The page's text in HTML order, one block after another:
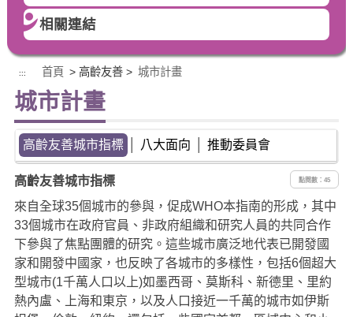
相關連結
::: 首頁 > 高齡友善 > 城市計畫
城市計畫
高齡友善城市指標 八大面向 推動委員會
高齡友善城市指標 點閱數：45
來自全球35個城市的參與，促成WHO本指南的形成，其中
33個城市在政府官員、非政府組織和研究人員的共同合作
下參與了焦點團體的研究。這些城市廣泛地代表已開發國
家和開發中國家，也反映了各城市的多樣性，包括6個超大
型城市(1千萬人口以上)如墨西哥、莫斯科、新德里、里約
熱內盧、上海和東京，以及人口接近一千萬的城市如伊斯